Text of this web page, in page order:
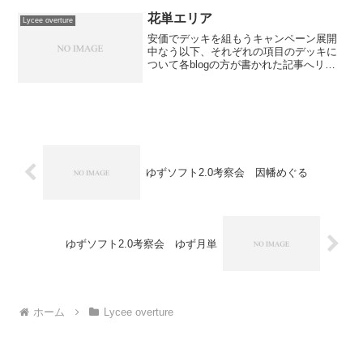
開されていきますね。楽しみ...
Lycee overture 花単エリア
安価でデッキを組もうキャンペーン展開
中なう以下、それぞれの項目のデッキに
ついて各blogの方が書かれた記事へリン
ゆずソフト2.0考察会 因幡めぐる
ゆずソフト2.0考察会 ゆず月単
ホーム Lycee overture